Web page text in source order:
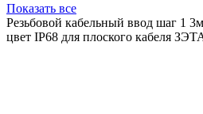
Показать все
Резьбовой кабельный ввод шаг 1
цвет IP68 для плоского кабеля